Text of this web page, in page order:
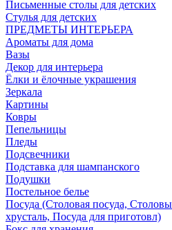
Письменные столы для детских
Стулья для детских
ПРЕДМЕТЫ ИНТЕРЬЕРА
Ароматы для дома
Вазы
Декор для интерьера
Ёлки и ёлочные украшения
Зеркала
Картины
Ковры
Пепельницы
Пледы
Подсвечники
Подставка для шампанского
Подушки
Постельное белье
Посуда (Столовая посуда,
хрусталь, Посуда для приготовл)